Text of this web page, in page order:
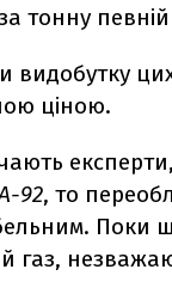
тонну
видобутку
ціною.
92, то
Поки
газ,